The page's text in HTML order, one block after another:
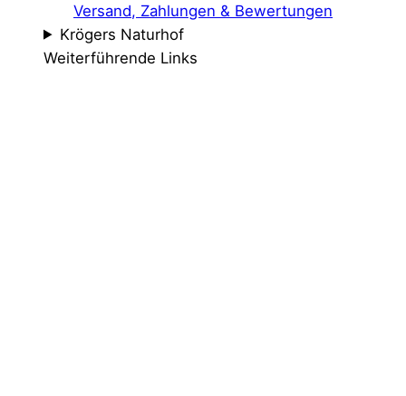
Versand, Zahlungen & Bewertungen
Krögers Naturhof
Weiterführende Links